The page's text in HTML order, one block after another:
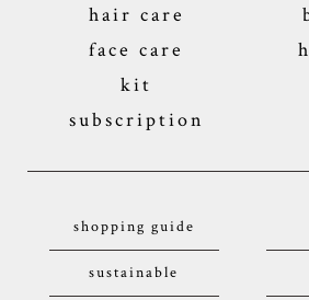
hair care
face care
kit
subscription
shopping guide
sustainable